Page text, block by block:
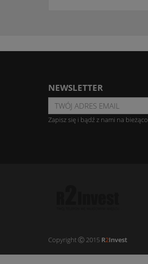
NEWSLETTER
Zapisz się i bądź z nami na bieżąco
Copyright Ⓒ 2015 R2Invest